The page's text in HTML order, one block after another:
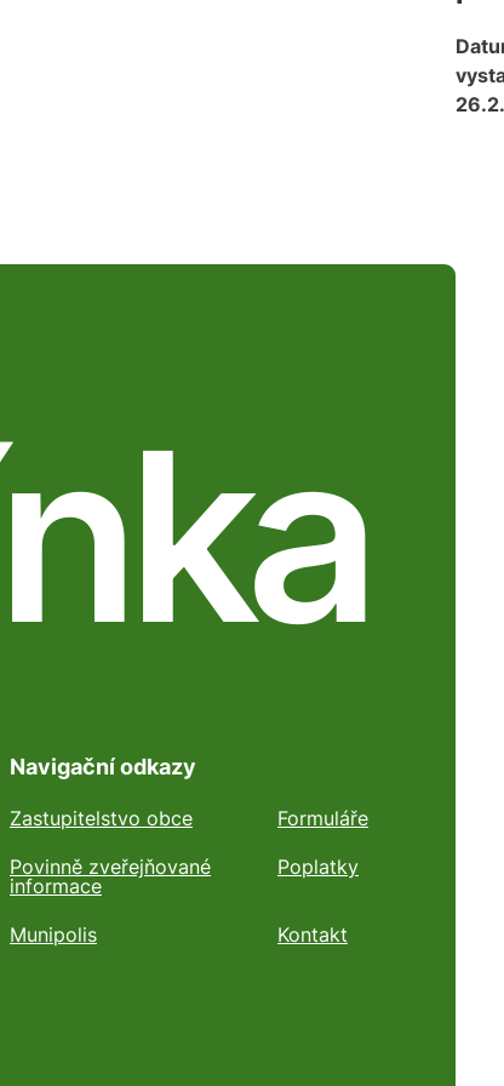
Navigační odkazy
Zastupitelstvo obce
Formuláře
Povinně zveřejňované
informace
Poplatky
Munipolis Kontakt